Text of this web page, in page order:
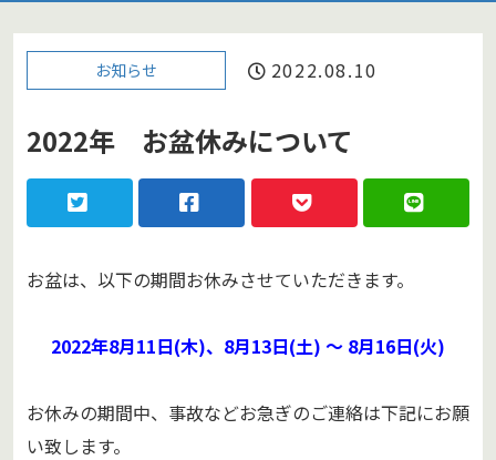
お知らせ 2022.08.10
2022年 お盆休みについて
お盆は、以下の期間お休みさせていただきます。
2022年8月11日(木)、8月13日(土) ～ 8月16日(火)
お休みの期間中、事故などお急ぎのご連絡は下記にお願
い致します。